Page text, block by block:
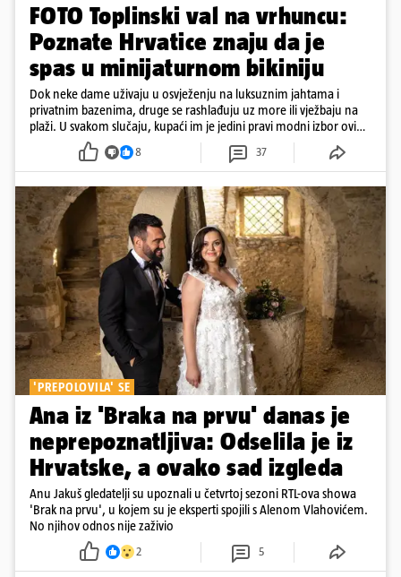
FOTO Toplinski val na vrhuncu:
Poznate Hrvatice znaju da je
spas u minijaturnom bikiniju
Dok neke dame uživaju u osvježenju na luksuznim jahtama i
privatnim bazenima, druge se rashlađuju uz more ili vježbaju na
plaži. U svakom slučaju, kupaći im je jedini pravi modni izbor ovih
8 37
'PREPOLOVILA' SE
Ana iz 'Braka na prvu' danas je
neprepoznatljiva: Odselila je iz
Hrvatske, a ovako sad izgleda
Anu Jakuš gledatelji su upoznali u četvrtoj sezoni RTL-ova showa
'Brak na prvu', u kojem su je eksperti spojili s Alenom Vlahovićem.
No njihov odnos nije zaživio
2 5